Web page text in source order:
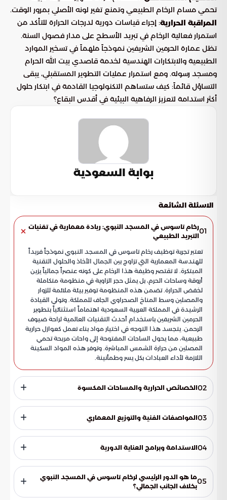
تحمي مسام الرخام الطبيعي وتمنع تغير لونه الأصلي بمرور الوقت.
المراقبة الحرارية: إجراء قياسات دورية لدرجات الحرارة للتأكد من
استمرار فعالية الرخام في تبريد الأسطح على مدار فصول السنة.
تظل عمارة الحرمين الشريفين نموذجاً ملهماً في تسخير الموارد
الطبيعية والابتكارات الهندسية لخدمة قاصدي بيت الله الحرام
ومسجد رسوله. ومع استمرار عمليات التطوير المستقبلي، يبقى
التساؤل قائماً: كيف ستساهم التكنولوجيا القادمة في ابتكار حلول
أكثر استدامة لتعزيز الرفاهية البيئية في أقدس البقاع؟
بوابة السعودية
الاسئلة الشائعة
01رخام تاسوس في المسجد النبوي: ريادة معمارية في تقنيات
التبريد الطبيعي
تعتبر تجربة توظيف رخام تاسوس في المسجد النبوي نموذجاً فريداً
للهندسة المعمارية التي تزاوج بين الجمال الأخاذ والحلول التقنية
المبتكرة. لا تقتصر وظيفة هذا الرخام على كونه عنصراً جمالياً يزين
أروقة وساحات الحرم، بل يمثل حجر الزاوية في منظومة متكاملة
لخفض الحرارة. تضمن هذه المنظومة توفير بيئة ملائمة للزوار
والمصلين وسط المناخ الصحراوي الجاف للمملكة. وتولي القيادة
الرشيدة في المملكة العربية السعودية اهتماماً استثنائياً بتطوير
الحرمين الشريفين باستخدام أحدث التقنيات العالمية لراحة ضيوف
الرحمن. يتجسد هذا التوجه في اختيار مواد بناء تعمل كعوازل حرارية
طبيعية، مما يحول الساحات المفتوحة إلى واحات مريحة تحمي
المصلين من حرارة الشمس المباشرة. وتوفر هذه المواد السكينة
اللازمة لأداء العبادات بكل يسر وطمأنينة.
02الخصائص الحرارية والمساحات المكسوة
ألف متر مربع، تشمل أسطح التوسعات السعودية المتعاقبة
والساحات الخارجية المحيطة بالمسجد. وقد وقع الاختيار على رخام
الأشعة، مما يمنع امتصاص الأرضية للحرارة أو تخزينها خلال ساعات
النهار. كما يعمل الرخام كخزان طبيعي لبرودة الليل والصباح الباكر،
تحت الأقدام في تعزيز الراحة الحرارية وتحسين تجربة المصلين، مما
يسهل عليهم الحركة وأداء المناسك في المساحات المكشوفة.
03المواصفات الفنية والتوزيع المعماري
الرخام جاء ثمرة أبحاث تقنية دقيقة أكدت جودته الفائقة ولونه
الأبيض الناصع. يضفي هذا اللون طابعاً من الهدوء النفسي
أعمال الرصف بدقة هندسية متناهية لضمان انسجام التصميم
مع الهوية المعمارية الإسلامية العريقة للمسجد النبوي الشريف.
وبفضل هذه التجهيزات النوعية، يضم المسجد اليوم واحدة من
04الاستدامة وبرامج العناية الدورية
برامج صيانة دورية صارمة تتبع أعلى المعايير البيئية العالمية.
وتتضمن هذه البرامج عمليات الجلي والتلميع المستمرة لضمان
نعومة السطح والحفاظ على قدرته في عكس الضوء. كما تشمل
05ما هو الدور الرئيسي لرخام تاسوس في المسجد النبوي
بخلاف الجانب الجمالي؟